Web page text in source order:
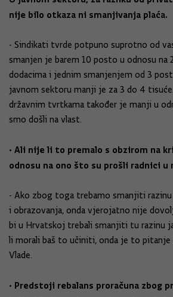
nije bilo otkaza ni smanjivanja plaća.
- Sindikati tvrde potpuno suprotno od
smanjen je barem 10 posto u odnosu na
dodacima i jednim smanjenjem od 3
javnom sektoru manji je za 3 do 4
državnim tvrtkama također je manji u
smo došli na vlast.
• Ali nije li to premalo s obzirom na
odnosu na ono što su prošli radnici u
- Ako zbog toga trebamo smanjiti
i obrazovanja, onda vjerojatno nije
bi u Hrvatskoj trebali smanjiti tu razinu
li morali baš to učiniti, onda je to pitanje
Vlade.
• Predstoji rebalans proračuna zbog